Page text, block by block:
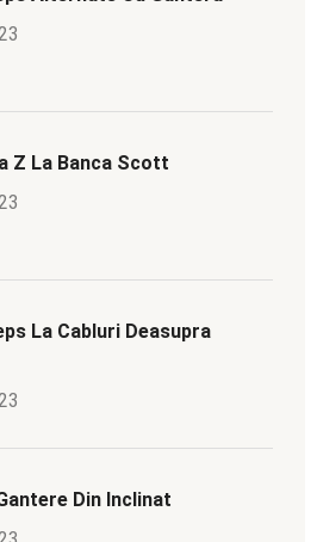
Z La Banca Scott
La Cabluri Deasupra
Din Inclinat